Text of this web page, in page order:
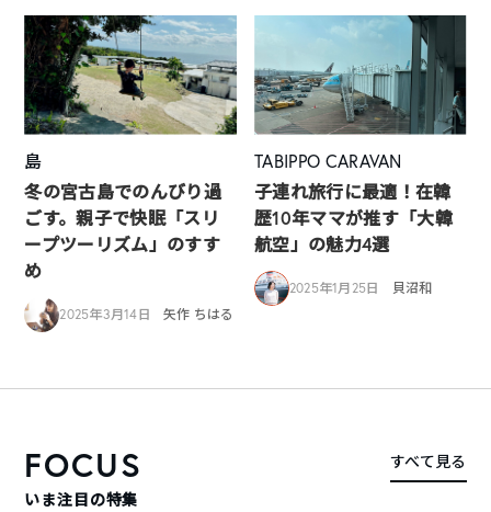
島
冬の宮古島でのんびり過
ごす。親子で快眠「スリ
ープツーリズム」のすす
め
2025年3月14日 矢作 ちはる
TABIPPO CARAVAN
子連れ旅行に最適！在韓
歴10年ママが推す「大韓
航空」の魅力4選
2025年1月25日 貝沼和
FOCUS
いま注目の特集
すべて見る